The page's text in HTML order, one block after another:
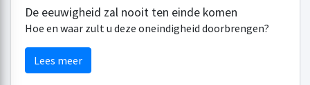
De eeuwigheid zal nooit ten einde komen
Hoe en waar zult u deze oneindigheid doorbrengen?
Lees meer